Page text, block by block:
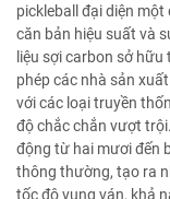
pickleball đại diện
căn bản hiệu suất và
liệu sợi carbon sở
phép các nhà sản
với các loại truyền
độ chắc chắn vượt
động từ hai mươi đến
thông thường, tạo ra
tốc độ vung ván, khả